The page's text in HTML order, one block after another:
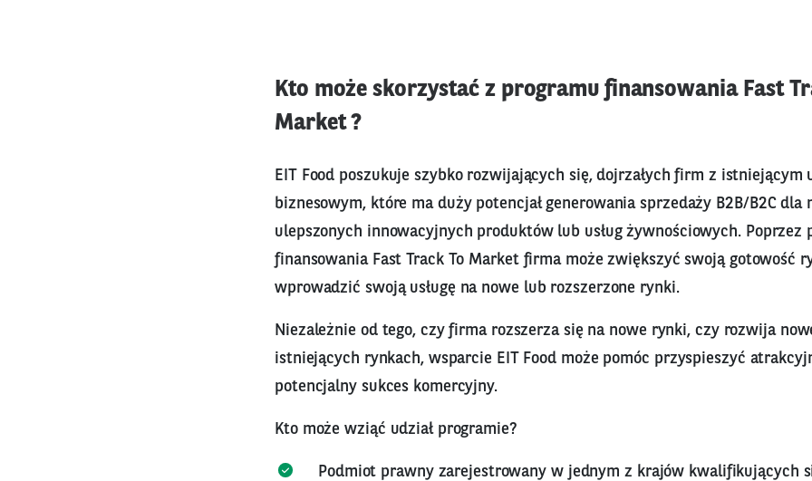
Kto może skorzystać z programu finansowania Fast
Market ?
EIT Food poszukuje szybko rozwijających się, dojrzałych firm z istniejącym
biznesowym, które ma duży potencjał generowania sprzedaży B2B/B2C dla
ulepszonych innowacyjnych produktów lub usług żywnościowych. Poprzez
finansowania Fast Track To Market firma może zwiększyć swoją gotowość
wprowadzić swoją usługę na nowe lub rozszerzone rynki.
Niezależnie od tego, czy firma rozszerza się na nowe rynki, czy rozwija
istniejących rynkach, wsparcie EIT Food może pomóc przyspieszyć
potencjalny sukces komercyjny.
Kto może wziąć udział programie?
Podmiot prawny zarejestrowany w jednym z krajów kwalifikujących